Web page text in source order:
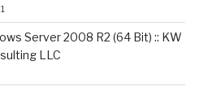
Server 2008 R2 (64 Bit) :: KW
LLC